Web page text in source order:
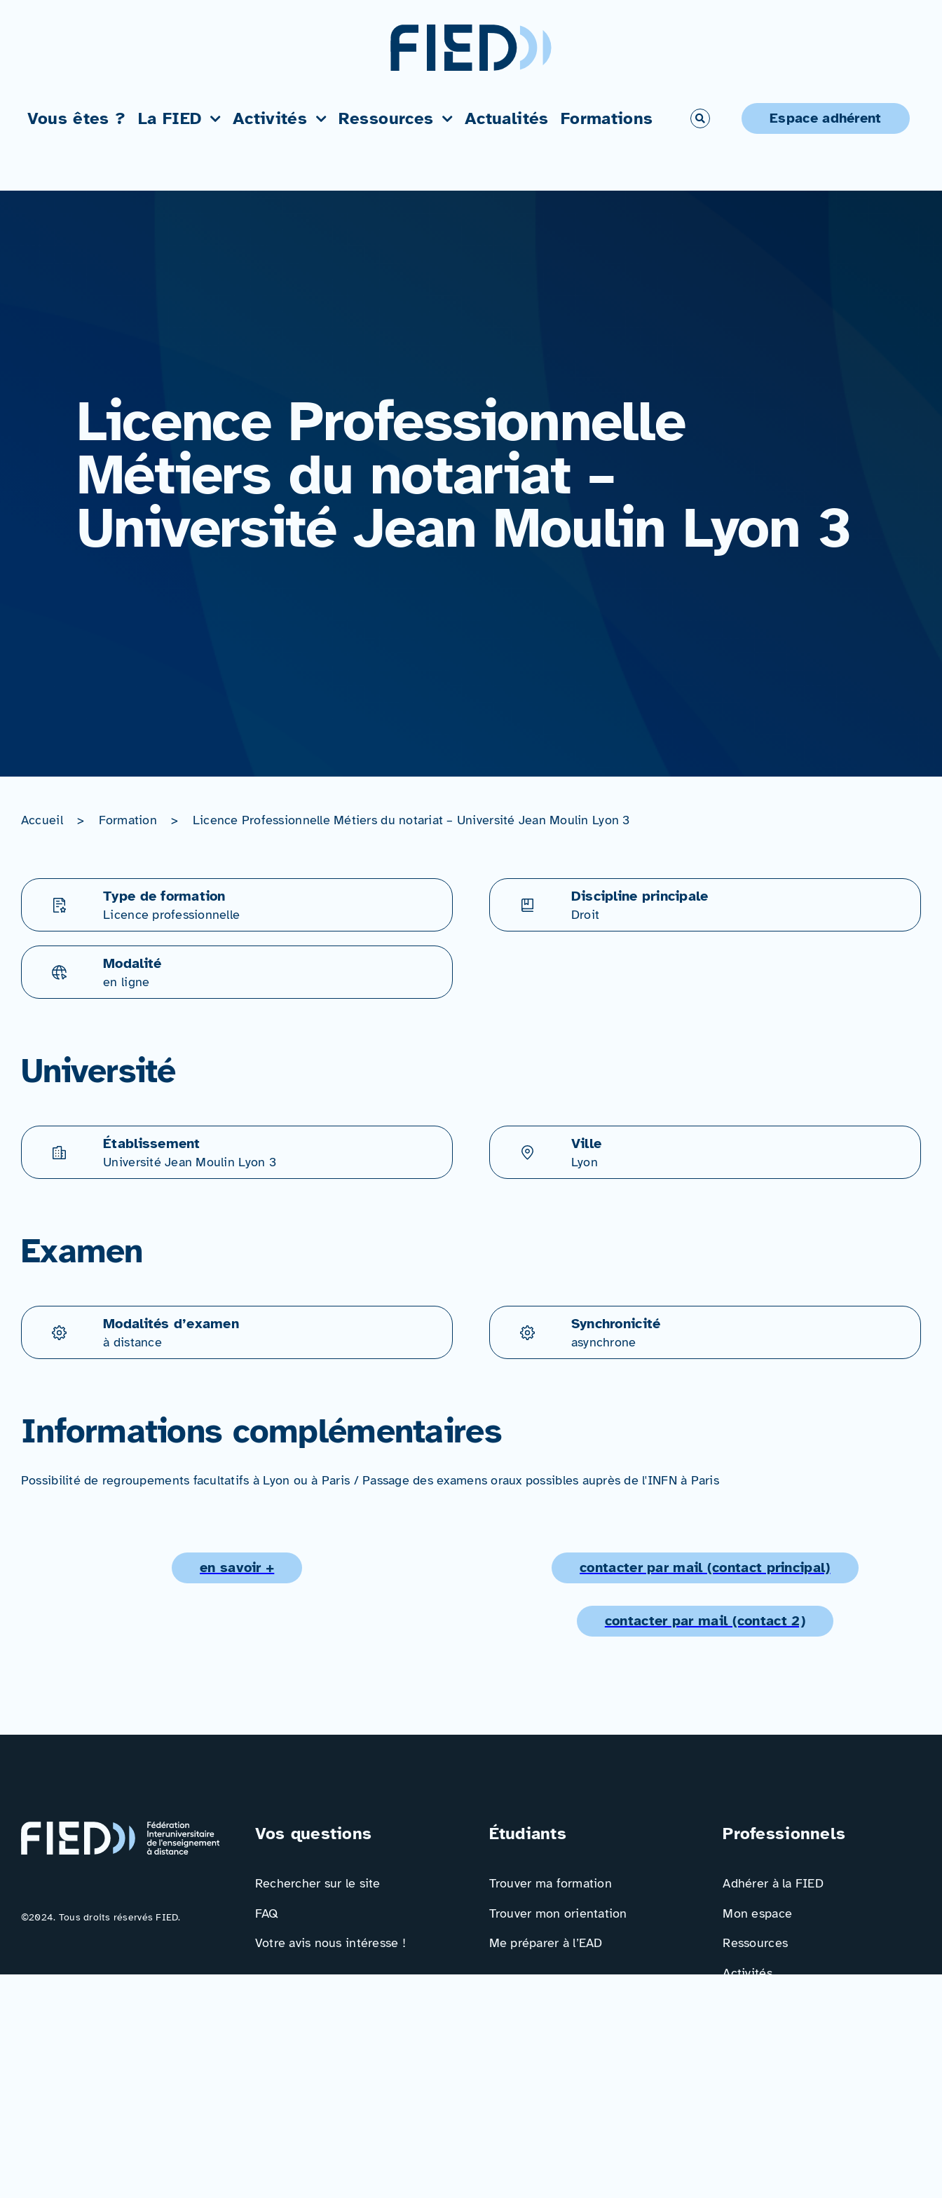
Vous êtes ? La FIED Activités Ressources Actualités Formations Espace adhérent
Licence Professionnelle
Métiers du notariat –
Université Jean Moulin Lyon 3
Accueil > Formation > Licence Professionnelle Métiers du notariat – Université Jean Moulin Lyon 3
Type de formation
Licence professionnelle
Discipline principale
Droit
Modalité
en ligne
Université
Établissement
Université Jean Moulin Lyon 3
Ville
Lyon
Examen
Modalités d’examen
à distance
Synchronicité
asynchrone
Informations complémentaires
Possibilité de regroupements facultatifs à Lyon ou à Paris / Passage des examens oraux possibles auprès de l'INFN à Paris
en savoir + contacter par mail (contact principal)
contacter par mail (contact 2)
©2024. Tous droits réservés FIED.
Vos questions
Rechercher sur le site
FAQ
Votre avis nous intéresse !
Étudiants
Trouver ma formation
Trouver mon orientation
Me préparer à l’EAD
Professionnels
Adhérer à la FIED
Mon espace
Ressources
Activités